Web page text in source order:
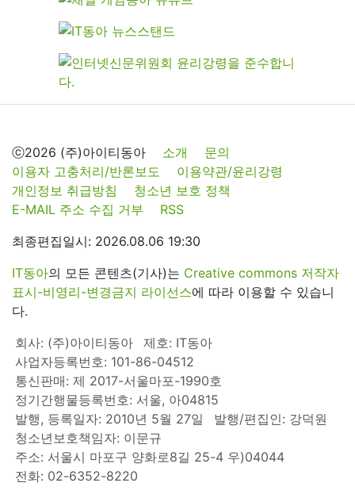
ⓒ2026 (주)아이티동아 소개
문의
이용자 고충처리/반론보도
이용약관/윤리강령
개인정보 취급방침
청소년 보호 정책
E-MAIL 주소 수집 거부
RSS
최종편집일시: 2026.08.06 19:30
IT동아의 모든 콘텐츠(기사)는 Creative commons 저작자
표시-비영리-변경금지 라이선스에 따라 이용할 수 있습니
다.
회사: (주)아이티동아
제호: IT동아
사업자등록번호: 101-86-04512
통신판매: 제 2017-서울마포-1990호
정기간행물등록번호: 서울, 아04815
발행, 등록일자: 2010년 5월 27일
발행/편집인: 강덕원
청소년보호책임자: 이문규
주소: 서울시 마포구 양화로8길 25-4 우)04044
전화: 02-6352-8220